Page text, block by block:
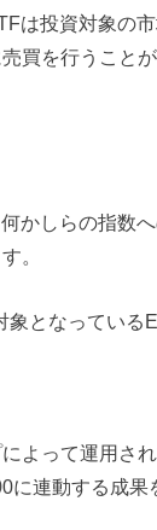
は投資対象の
買を行うこと
かしらの指数
。
となっている
よって運用さ
に連動する成果